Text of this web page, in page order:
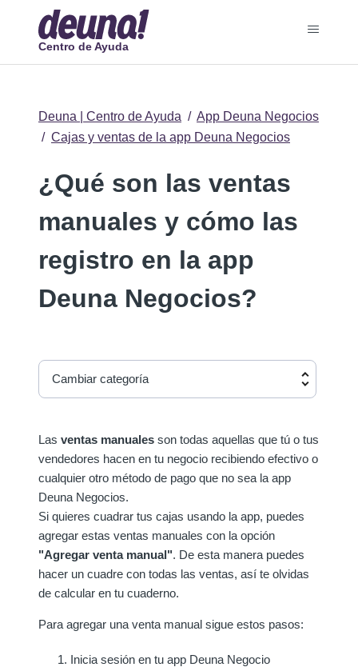
Centro de Ayuda
Deuna | Centro de Ayuda
App Deuna Negocios
Cajas y ventas de la app Deuna Negocios
¿Qué son las ventas
manuales y cómo las
registro en la app
Deuna Negocios?
Cambiar categoría
Las ventas manuales son todas aquellas que tú o tus
vendedores hacen en tu negocio recibiendo efectivo o
cualquier otro método de pago que no sea la app
Deuna Negocios.
Si quieres cuadrar tus cajas usando la app, puedes
agregar estas ventas manuales con la opción
"Agregar venta manual". De esta manera puedes
hacer un cuadre con todas las ventas, así te olvidas
de calcular en tu cuaderno.
Para agregar una venta manual sigue estos pasos:
Inicia sesión en tu app Deuna Negocio